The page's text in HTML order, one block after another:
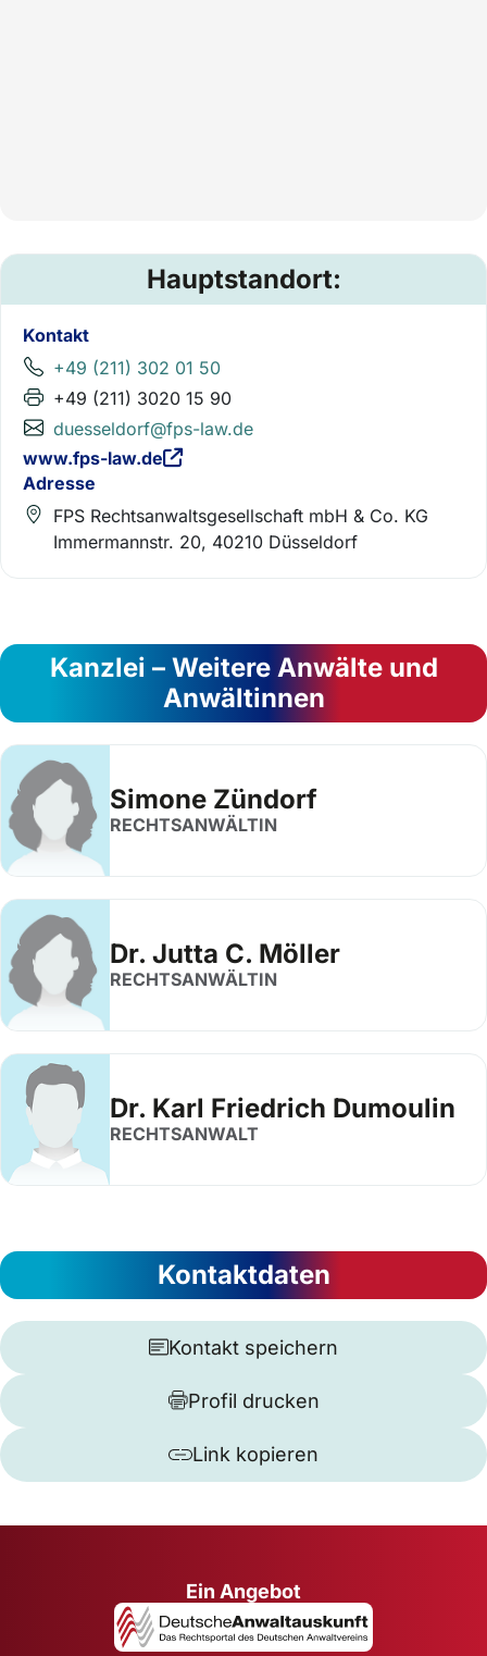
Hauptstandort:
Kontakt
+49 (211) 302 01 50
+49 (211) 3020 15 90
duesseldorf@fps-law.de
www.fps-law.de
Adresse
FPS Rechtsanwaltsgesellschaft mbH & Co. KG
Immermannstr. 20, 40210 Düsseldorf
Kanzlei – Weitere Anwälte und
Anwältinnen
Simone Zündorf
RECHTSANWÄLTIN
Dr. Jutta C. Möller
RECHTSANWÄLTIN
Dr. Karl Friedrich Dumoulin
RECHTSANWALT
Kontaktdaten
Kontakt speichern
Profil drucken
Link kopieren
Ein Angebot